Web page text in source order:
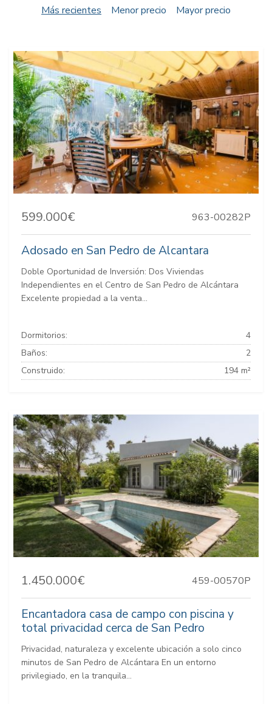
Más recientes Menor precio Mayor precio
599.000€ 963-00282P
Adosado en San Pedro de Alcantara
Doble Oportunidad de Inversión: Dos Viviendas
Independientes en el Centro de San Pedro de Alcántara
Excelente propiedad a la venta...
Dormitorios:
4
Baños:
2
Construido:
194 m²
1.450.000€ 459-00570P
Encantadora casa de campo con piscina y
total privacidad cerca de San Pedro
Privacidad, naturaleza y excelente ubicación a solo cinco
minutos de San Pedro de Alcántara En un entorno
privilegiado, en la tranquila...